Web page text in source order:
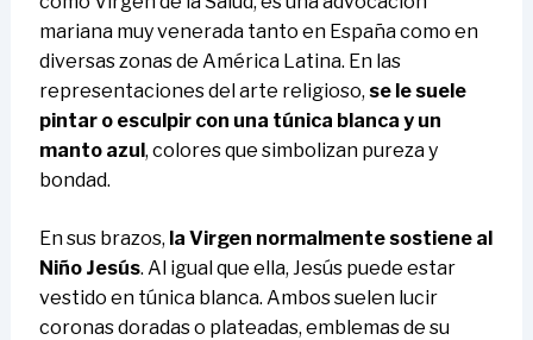
mariana muy venerada tanto en España como en
diversas zonas de América Latina. En las
representaciones del arte religioso, se le suele
pintar o esculpir con una túnica blanca y un
manto azul, colores que simbolizan pureza y
bondad.
En sus brazos, la Virgen normalmente sostiene al
Niño Jesús. Al igual que ella, Jesús puede estar
vestido en túnica blanca. Ambos suelen lucir
coronas doradas o plateadas, emblemas de su